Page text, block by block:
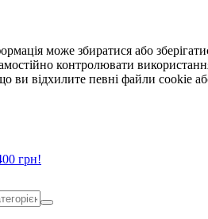
може збиратися або
контролювати
ви відхилите певні файли cookie
грн!